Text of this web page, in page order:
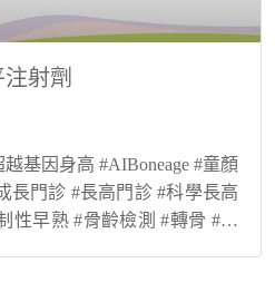
射劑
基因身高 #AIBoneage #童顏
長門診 #長高門診 #科學長高
性早熟 #骨齡檢測 #轉骨 #登